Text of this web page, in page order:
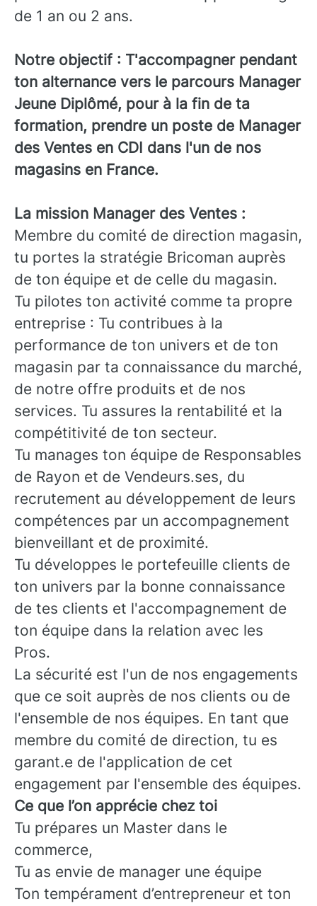
de 1 an ou 2 ans.
Notre objectif : T'accompagner pendant
ton alternance vers le parcours Manager
Jeune Diplômé, pour à la fin de ta
formation, prendre un poste de Manager
des Ventes en CDI dans l'un de nos
magasins en France.
La mission Manager des Ventes :
Membre du comité de direction magasin,
tu portes la stratégie Bricoman auprès
de ton équipe et de celle du magasin.
Tu pilotes ton activité comme ta propre
entreprise : Tu contribues à la
performance de ton univers et de ton
magasin par ta connaissance du marché,
de notre offre produits et de nos
services. Tu assures la rentabilité et la
compétitivité de ton secteur.
Tu manages ton équipe de Responsables
de Rayon et de Vendeurs.ses, du
recrutement au développement de leurs
compétences par un accompagnement
bienveillant et de proximité.
Tu développes le portefeuille clients de
ton univers par la bonne connaissance
de tes clients et l'accompagnement de
ton équipe dans la relation avec les
Pros.
La sécurité est l'un de nos engagements
que ce soit auprès de nos clients ou de
l'ensemble de nos équipes. En tant que
membre du comité de direction, tu es
garant.e de l'application de cet
engagement par l'ensemble des équipes.
Ce que l’on apprécie chez toi
Tu prépares un Master dans le
commerce,
Tu as envie de manager une équipe
Ton tempérament d’entrepreneur et ton